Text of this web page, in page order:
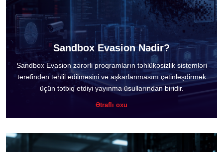
Sandbox Evasion Nədir?
Sandbox Evasion zərərli proqramların təhlükəsizlik sistemləri
tərəfindən təhlil edilməsini və aşkarlanmasını çətinləşdirmək
üçün tətbiq etdiyi yayınma üsullarından biridir.
Ətraflı oxu